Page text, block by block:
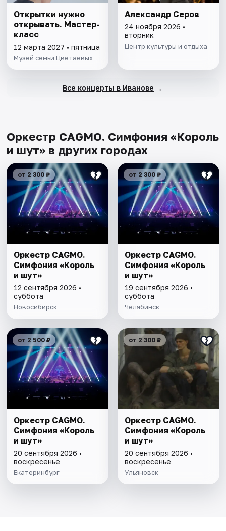
Открытки нужно
открывать. Мастер-
класс
12 марта 2027 • пятница
Музей семьи Цветаевых
Александр Серов
24 ноября 2026 •
вторник
Центр культуры и отдыха
Все концерты в Иванове →
Оркестр CAGMO. Симфония «Король
и шут» в других городах
от 2 300 ₽
Оркестр CAGMO.
Симфония «Король
и шут»
12 сентября 2026 •
суббота
Новосибирск
от 2 300 ₽
Оркестр CAGMO.
Симфония «Король
и шут»
19 сентября 2026 •
суббота
Челябинск
от 2 500 ₽
Оркестр CAGMO.
Симфония «Король
и шут»
20 сентября 2026 •
воскресенье
Екатеринбург
от 2 300 ₽
Оркестр CAGMO.
Симфония «Король
и шут»
20 сентября 2026 •
воскресенье
Ульяновск